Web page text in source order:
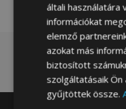
általi használatára
információkat
elemző
azokat más
biztosított
szolgáltatásaik Ön
gyűjtöttek össze.